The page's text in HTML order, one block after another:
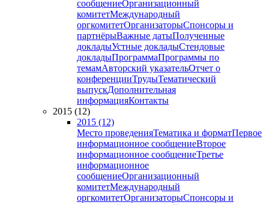
сообщениеОрганизационный
комитетМеждународный
оргкомитетОрганизаторыСпонсоры и
партнёрыВажные датыПолученные
докладыУстные докладыСтендовые
докладыПрограммаПрограммы по
темамАвторский указательОтчет о
конференцииТрудыТематический
выпускДополнительная
информацияКонтакты
2015 (12)
2015 (12)
Место проведенияТематика и форматПервое
информационное сообщениеВторое
информационное сообщениеТретье
информационное
сообщениеОрганизационный
комитетМеждународный
оргкомитетОрганизаторыСпонсоры и